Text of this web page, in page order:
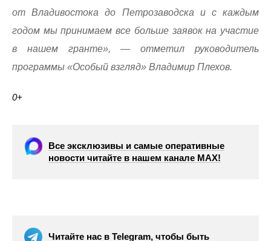
от Владивостока до Петрозаводска и с каждым
годом мы принимаем все больше заявок на участие
в нашем гранте», — отметил руководитель
программы «Особый взгляд» Владимир Плехов.
0+
Все эксклюзивы и самые оперативные
новости читайте в нашем канале МАХ!
Читайте нас в Telegram, чтобы быть